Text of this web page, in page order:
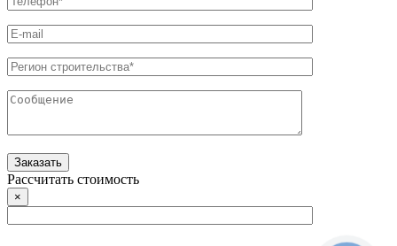
Рассчитать стоимость
×